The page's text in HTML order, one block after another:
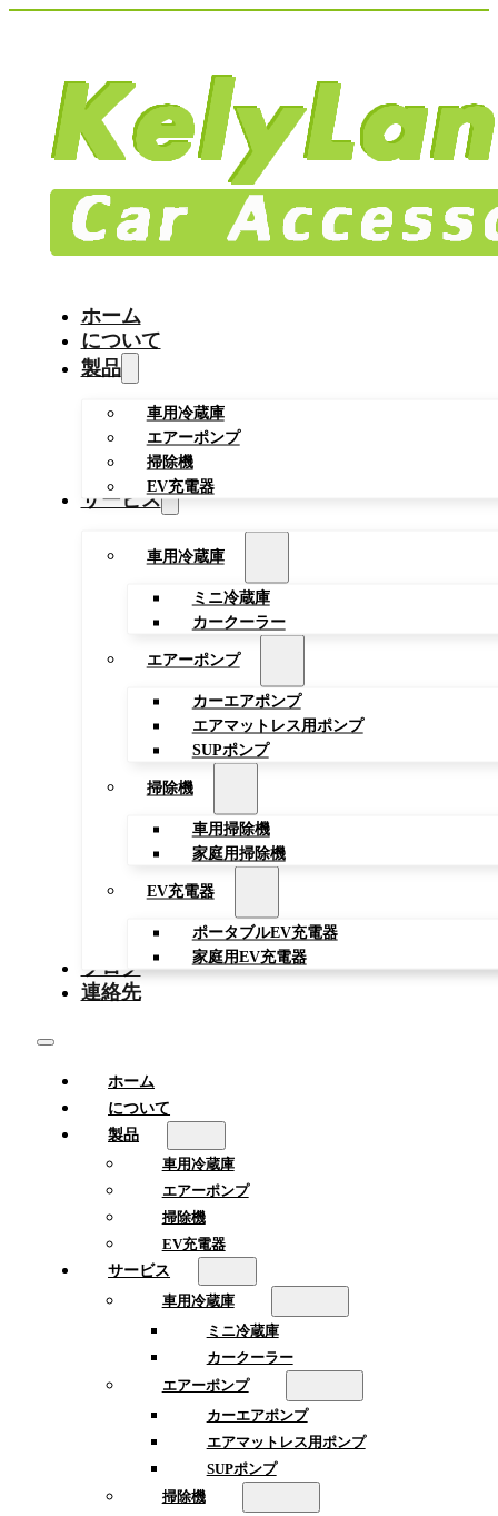
ホーム
について
製品
車用冷蔵庫
エアーポンプ
掃除機
EV充電器
サービス
車用冷蔵庫
ミニ冷蔵庫
カークーラー
エアーポンプ
カーエアポンプ
エアマットレス用ポンプ
SUPポンプ
掃除機
車用掃除機
家庭用掃除機
EV充電器
ポータブルEV充電器
家庭用EV充電器
ブログ
連絡先
ホーム
について
製品
車用冷蔵庫
エアーポンプ
掃除機
EV充電器
サービス
車用冷蔵庫
ミニ冷蔵庫
カークーラー
エアーポンプ
カーエアポンプ
エアマットレス用ポンプ
SUPポンプ
掃除機